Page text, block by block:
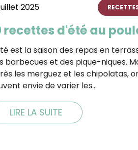
2025
recettes d'été au
est la saison des repas en
barbecues et des pique-niques.
les merguez et les chipolatas,
envie de varier les…
LIRE LA SUITE